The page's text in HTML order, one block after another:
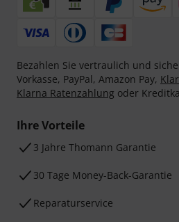
Bezahlen Sie vertraulich und
Vorkasse, PayPal, Amazon Pay,
Klarna Ratenzahlung oder
Ihre Vorteile
3 Jahre Thomann Garantie
30 Tage Money-Back-Garantie
Reparaturservice